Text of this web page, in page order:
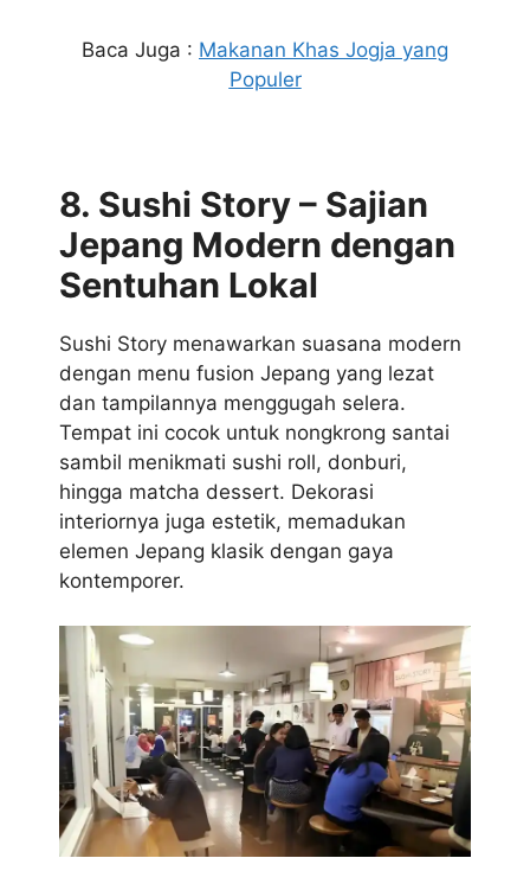
Baca Juga : Makanan Khas Jogja yang
Populer
8. Sushi Story – Sajian
Jepang Modern dengan
Sentuhan Lokal
Sushi Story menawarkan suasana modern
dengan menu fusion Jepang yang lezat
dan tampilannya menggugah selera.
Tempat ini cocok untuk nongkrong santai
sambil menikmati sushi roll, donburi,
hingga matcha dessert. Dekorasi
interiornya juga estetik, memadukan
elemen Jepang klasik dengan gaya
kontemporer.